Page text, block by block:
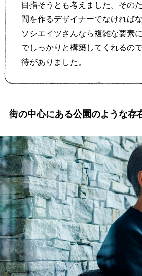
目指そうとも考えました。その
間を作るデザイナーでなければ
ソシエイツさんなら複雑な要素
でしっかりと構築してくれるの
待がありました。
街の中心にある公園のような存